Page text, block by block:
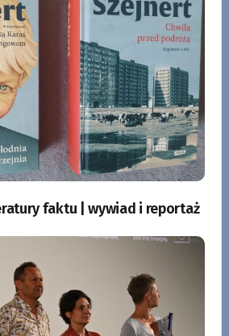
faktu | wywiad i reportaż